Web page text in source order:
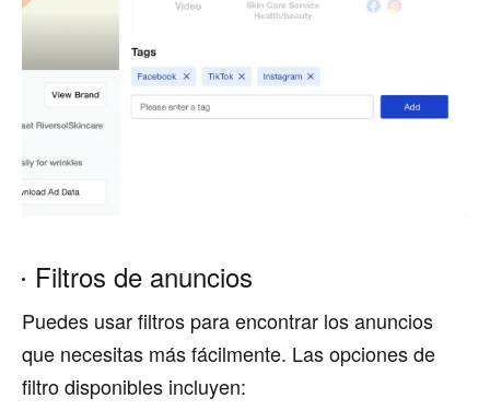
Filtros de anuncios
Puedes usar filtros para encontrar los anuncios
que necesitas más fácilmente. Las opciones de
filtro disponibles incluyen: